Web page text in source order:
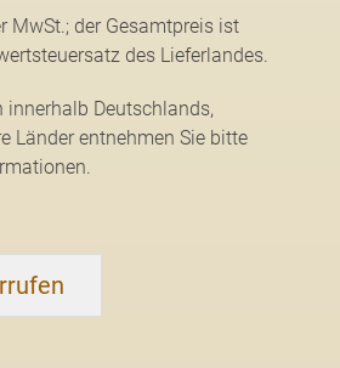
MwSt.; der Gesamtpreis ist
des Lieferlandes.
Deutschlands,
Länder entnehmen Sie bitte
.